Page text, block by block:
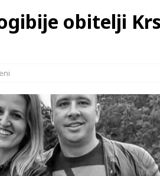
Večer u kojoj Knin, iseljena i
DOMOVINSKI RAT
iz sažetka dnevnih događaja za protekli
Vozači satima čekaju, dok se drugi ubacuju
29. srpnja 2018, preminuo je glazbeni genij
iz Međugorja; ‘Slobodna Dalmacija‘ u
obitelji